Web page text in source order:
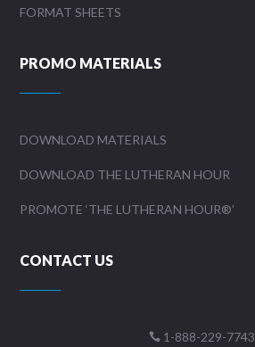
FORMAT SHEETS
PROMO MATERIALS
DOWNLOAD MATERIALS
DOWNLOAD THE LUTHERAN HOUR
PROMOTE ‘THE LUTHERAN HOUR®’
CONTACT US
 1-888-229-7743